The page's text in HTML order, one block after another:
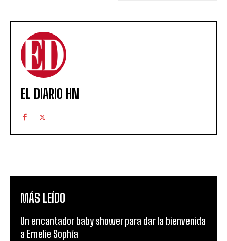
EL DIARIO HN
MÁS LEÍDO
Un encantador baby shower para dar la bienvenida
a Emelie Sophía